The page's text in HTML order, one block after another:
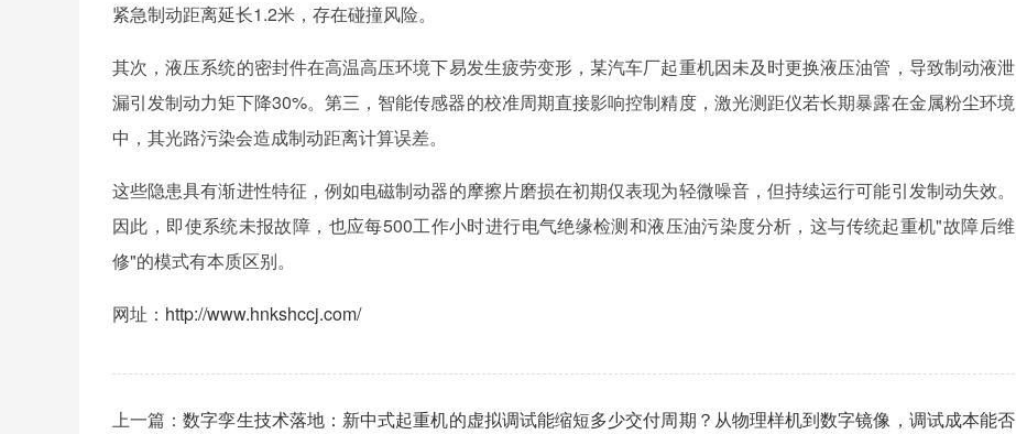
紧急制动距离延长1.2米，存在碰撞风险。
其次，液压系统的密封件在高温高压环境下易发生疲劳变形，某汽车厂起重机因未及时更换液压油管，导致制动液泄
漏引发制动力矩下降30%。第三，智能传感器的校准周期直接影响控制精度，激光测距仪若长期暴露在金属粉尘环境
中，其光路污染会造成制动距离计算误差。
这些隐患具有渐进性特征，例如电磁制动器的摩擦片磨损在初期仅表现为轻微噪音，但持续运行可能引发制动失效。
因此，即使系统未报故障，也应每500工作小时进行电气绝缘检测和液压油污染度分析，这与传统起重机"故障后维
修"的模式有本质区别。
网址： http://www.hnkshccj.com/
上一篇：数字孪生技术落地：新中式起重机的虚拟调试能缩短多少交付周期？从物理样机到数字镜像，调试成本能否